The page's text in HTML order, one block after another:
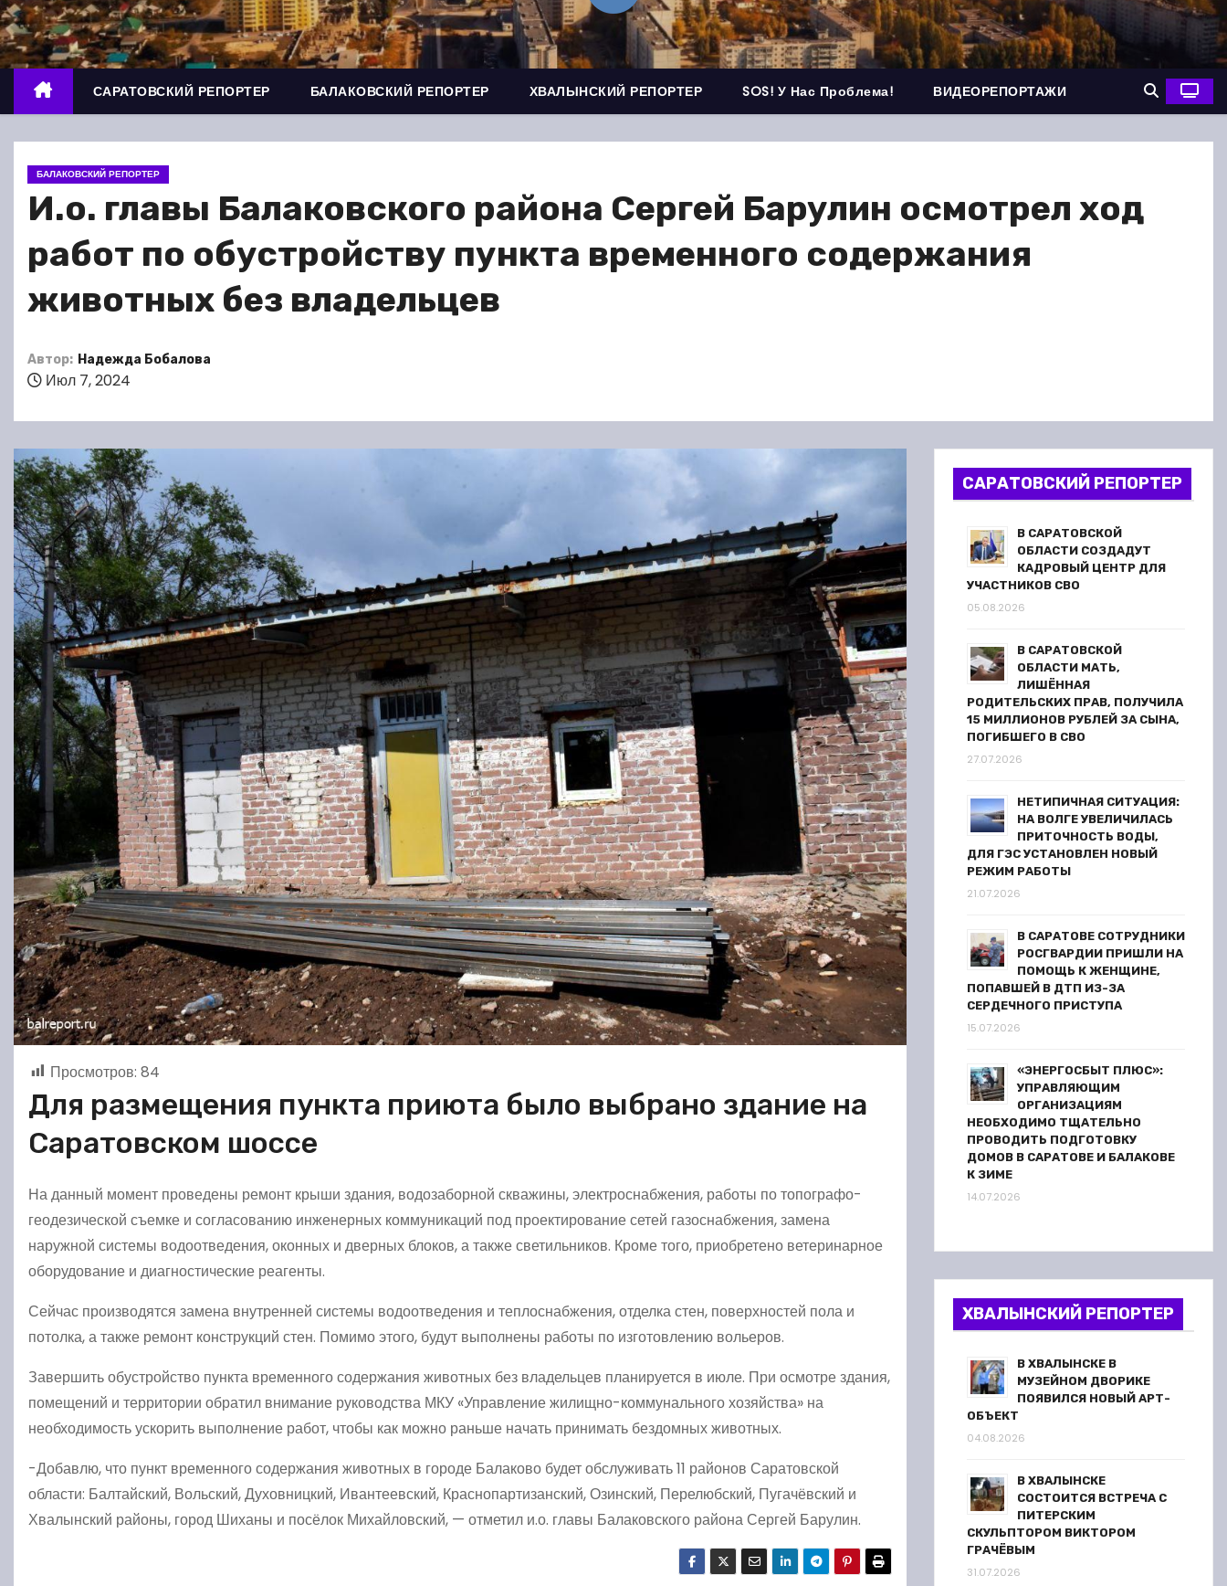
о
м
у
САРАТОВСКИЙ РЕПОРТЕР БАЛАКОВСКИЙ РЕПОРТЕР ХВАЛЫНСКИЙ РЕПОРТЕР SOS! У Нас Проблема! ВИДЕОРЕПОРТАЖИ
БАЛАКОВСКИЙ РЕПОРТЕР
И.о. главы Балаковского района Сергей Барулин осмотрел ход
работ по обустройству пункта временного содержания
животных без владельцев
Автор: Надежда Бобалова
Июл 7, 2024
Просмотров: 84
Для размещения пункта приюта было выбрано здание на
Саратовском шоссе
На данный момент проведены ремонт крыши здания, водозаборной скважины, электроснабжения, работы по топографо-
геодезической съемке и согласованию инженерных коммуникаций под проектирование сетей газоснабжения, замена
наружной системы водоотведения, оконных и дверных блоков, а также светильников. Кроме того, приобретено ветеринарное
оборудование и диагностические реагенты.
Сейчас производятся замена внутренней системы водоотведения и теплоснабжения, отделка стен, поверхностей пола и
потолка, а также ремонт конструкций стен. Помимо этого, будут выполнены работы по изготовлению вольеров.
Завершить обустройство пункта временного содержания животных без владельцев планируется в июле. При осмотре здания,
помещений и территории обратил внимание руководства МКУ «Управление жилищно-коммунального хозяйства» на
необходимость ускорить выполнение работ, чтобы как можно раньше начать принимать бездомных животных.
-Добавлю, что пункт временного содержания животных в городе Балаково будет обслуживать 11 районов Саратовской
области: Балтайский, Вольский, Духовницкий, Ивантеевский, Краснопартизанский, Озинский, Перелюбский, Пугачёвский и
Хвалынский районы, город Шиханы и посёлок Михайловский, — отметил и.о. главы Балаковского района Сергей Барулин.
САРАТОВСКИЙ РЕПОРТЕР
В САРАТОВСКОЙ
ОБЛАСТИ СОЗДАДУТ
КАДРОВЫЙ ЦЕНТР ДЛЯ
УЧАСТНИКОВ СВО
05.08.2026
В САРАТОВСКОЙ
ОБЛАСТИ МАТЬ,
ЛИШЁННАЯ
РОДИТЕЛЬСКИХ ПРАВ, ПОЛУЧИЛА
15 МИЛЛИОНОВ РУБЛЕЙ ЗА СЫНА,
ПОГИБШЕГО В СВО
27.07.2026
НЕТИПИЧНАЯ СИТУАЦИЯ:
НА ВОЛГЕ УВЕЛИЧИЛАСЬ
ПРИТОЧНОСТЬ ВОДЫ,
ДЛЯ ГЭС УСТАНОВЛЕН НОВЫЙ
РЕЖИМ РАБОТЫ
21.07.2026
В САРАТОВЕ СОТРУДНИКИ
РОСГВАРДИИ ПРИШЛИ НА
ПОМОЩЬ К ЖЕНЩИНЕ,
ПОПАВШЕЙ В ДТП ИЗ-ЗА
СЕРДЕЧНОГО ПРИСТУПА
15.07.2026
«ЭНЕРГОСБЫТ ПЛЮС»:
УПРАВЛЯЮЩИМ
ОРГАНИЗАЦИЯМ
НЕОБХОДИМО ТЩАТЕЛЬНО
ПРОВОДИТЬ ПОДГОТОВКУ
ДОМОВ В САРАТОВЕ И БАЛАКОВЕ
К ЗИМЕ
14.07.2026
ХВАЛЫНСКИЙ РЕПОРТЕР
В ХВАЛЫНСКЕ В
МУЗЕЙНОМ ДВОРИКЕ
ПОЯВИЛСЯ НОВЫЙ АРТ-
ОБЪЕКТ
04.08.2026
В ХВАЛЫНСКЕ
СОСТОИТСЯ ВСТРЕЧА С
ПИТЕРСКИМ
СКУЛЬПТОРОМ ВИКТОРОМ
ГРАЧЁВЫМ
31.07.2026